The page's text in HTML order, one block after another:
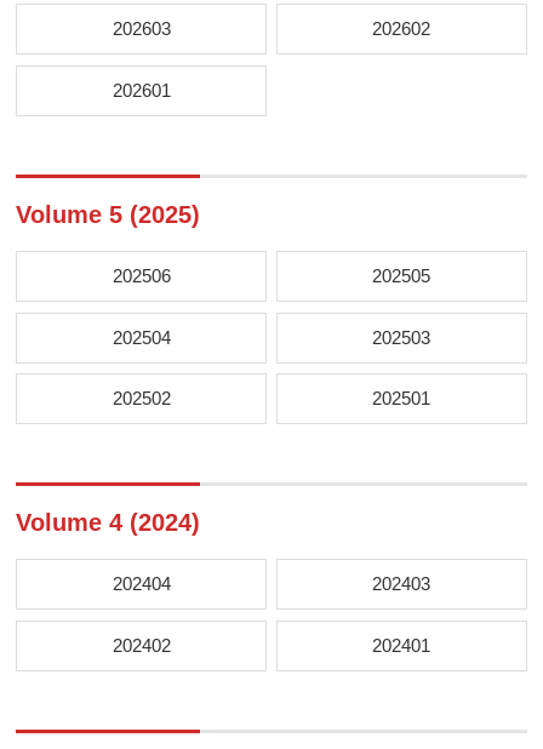
202603 202602
202601
Volume 5 (2025)
202506 202505
202504 202503
202502 202501
Volume 4 (2024)
202404 202403
202402 202401